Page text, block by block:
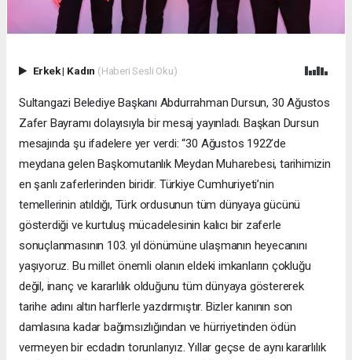
Erkek| Kadın (Haberi Sesli Oku)
Sultangazi Belediye Başkanı Abdurrahman Dursun, 30 Ağustos
Zafer Bayramı dolayısıyla bir mesaj yayınladı. Başkan Dursun
mesajında şu ifadelere yer verdi: “30 Ağustos 1922’de
meydana gelen Başkomutanlık Meydan Muharebesi, tarihimizin
en şanlı zaferlerinden biridir. Türkiye Cumhuriyeti’nin
temellerinin atıldığı, Türk ordusunun tüm dünyaya gücünü
gösterdiği ve kurtuluş mücadelesinin kalıcı bir zaferle
sonuçlanmasının 103. yıl dönümüne ulaşmanın heyecanını
yaşıyoruz. Bu millet önemli olanın eldeki imkanların çokluğu
değil, inanç ve kararlılık olduğunu tüm dünyaya göstererek
tarihe adını altın harflerle yazdırmıştır. Bizler kanının son
damlasına kadar bağımsızlığından ve hürriyetinden ödün
vermeyen bir ecdadın torunlarıyız. Yıllar geçse de aynı kararlılık